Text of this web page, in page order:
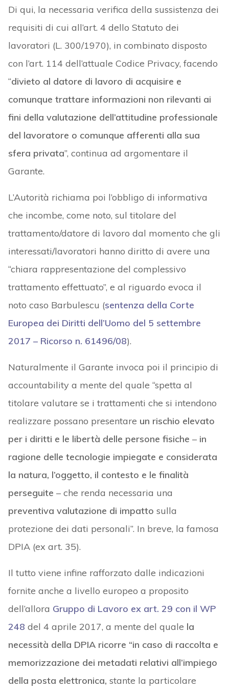
Di qui, la necessaria verifica della sussistenza dei
requisiti di cui all’art. 4 dello Statuto dei
lavoratori (L. 300/1970), in combinato disposto
con l’art. 114 dell’attuale Codice Privacy, facendo
“divieto al datore di lavoro di acquisire e
comunque trattare informazioni non rilevanti ai
fini della valutazione dell’attitudine professionale
del lavoratore o comunque afferenti alla sua
sfera privata”, continua ad argomentare il
Garante.
L’Autorità richiama poi l’obbligo di informativa
che incombe, come noto, sul titolare del
trattamento/datore di lavoro dal momento che gli
interessati/lavoratori hanno diritto di avere una
“chiara rappresentazione del complessivo
trattamento effettuato”, e al riguardo evoca il
noto caso Barbulescu (sentenza della Corte
Europea dei Diritti dell’Uomo del 5 settembre
2017 – Ricorso n. 61496/08).
Naturalmente il Garante invoca poi il principio di
accountability a mente del quale “spetta al
titolare valutare se i trattamenti che si intendono
realizzare possano presentare un rischio elevato
per i diritti e le libertà delle persone fisiche – in
ragione delle tecnologie impiegate e considerata
la natura, l’oggetto, il contesto e le finalità
perseguite – che renda necessaria una
preventiva valutazione di impatto sulla
protezione dei dati personali”. In breve, la famosa
DPIA (ex art. 35).
Il tutto viene infine rafforzato dalle indicazioni
fornite anche a livello europeo a proposito
dell’allora Gruppo di Lavoro ex art. 29 con il WP
248 del 4 aprile 2017, a mente del quale la
necessità della DPIA ricorre “in caso di raccolta e
memorizzazione dei metadati relativi all’impiego
della posta elettronica, stante la particolare